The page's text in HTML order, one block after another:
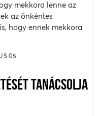
mekkora lenne az
az önkéntes
hogy ennek mekkora
05.
TANÁCSOLJA